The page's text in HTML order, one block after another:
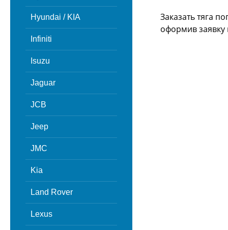
Hyundai / KIA
Infiniti
Isuzu
Jaguar
JCB
Jeep
JMC
Kia
Land Rover
Lexus
Заказать тяга
оформив заявку